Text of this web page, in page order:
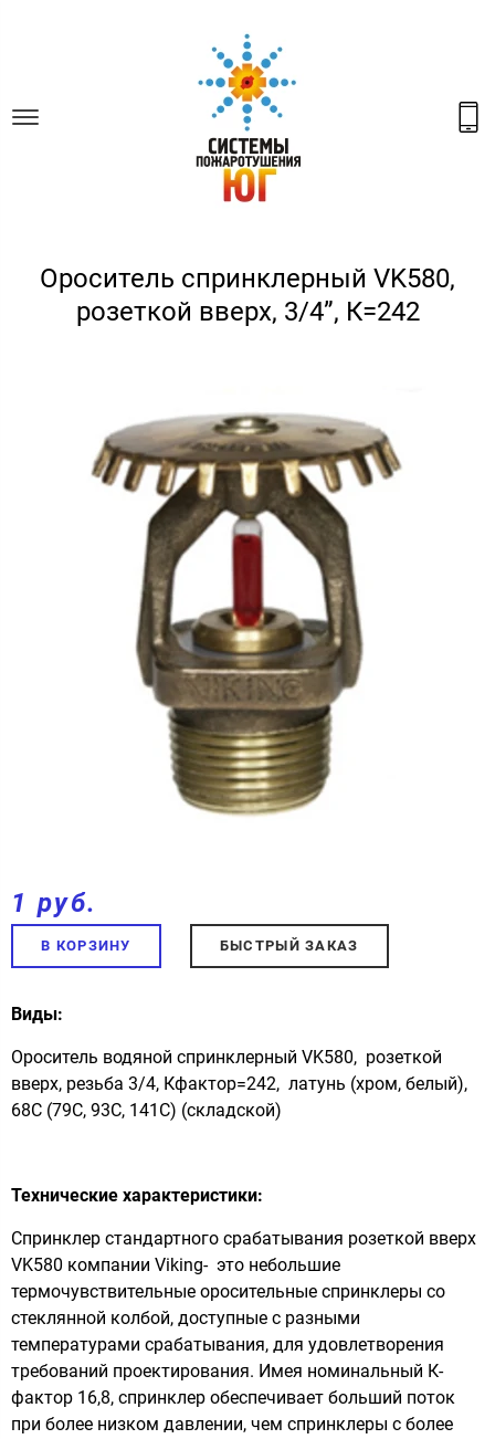
Ороситель спринклерный VK580,
розеткой вверх, 3/4”, К=242
1 руб.
В КОРЗИНУ БЫСТРЫЙ ЗАКАЗ
Виды:
Ороситель водяной спринклерный VK580, розеткой
вверх, резьба 3/4, Кфактор=242, латунь (хром, белый),
68С (79С, 93С, 141С) (складской)
Технические характеристики:
Спринклер стандартного срабатывания розеткой вверх
VK580 компании Viking- это небольшие
термочувствительные оросительные спринклеры со
стеклянной колбой, доступные с разными
температурами срабатывания, для удовлетворения
требований проектирования. Имея номинальный К-
фактор 16,8, спринклер обеспечивает больший поток
при более низком давлении, чем спринклеры с более